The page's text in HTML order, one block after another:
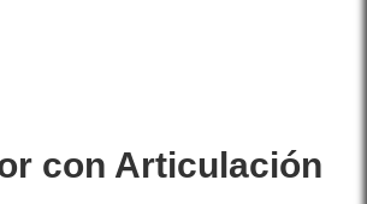
con Articulación